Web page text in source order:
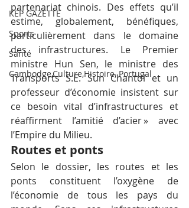
KEP GAZETTE
Sports
Santé
Cambodge,Culture,Histoire, Portugal
partenariat chinois. Des effets qu’il
estime, globalement, bénéfiques,
particulièrement dans le domaine
des infrastructures. Le Premier
ministre Hun Sen, le ministre des
Transports S.E. Sun Chantol et un
professeur d’économie insistent sur
ce besoin vital d’infrastructures et
réaffirment l’amitié d’acier » avec
l’Empire du Milieu.
Routes et ponts
Selon le dossier, les routes et les
ponts constituent l’oxygène de
l’économie de tous les pays du